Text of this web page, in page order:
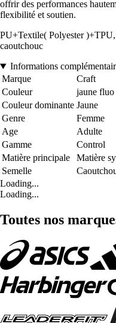
offrir des performances
flexibilité et soutien.
PU+Textile( Polyester
caoutchouc
Informations
Marque
Craft
Couleur
jaune fluo
Couleur dominante Jaune
Genre
Femme
Age
Adulte
Gamme
Control
Matière principale
Matière
Semelle
Loading...
Loading...
Toutes nos